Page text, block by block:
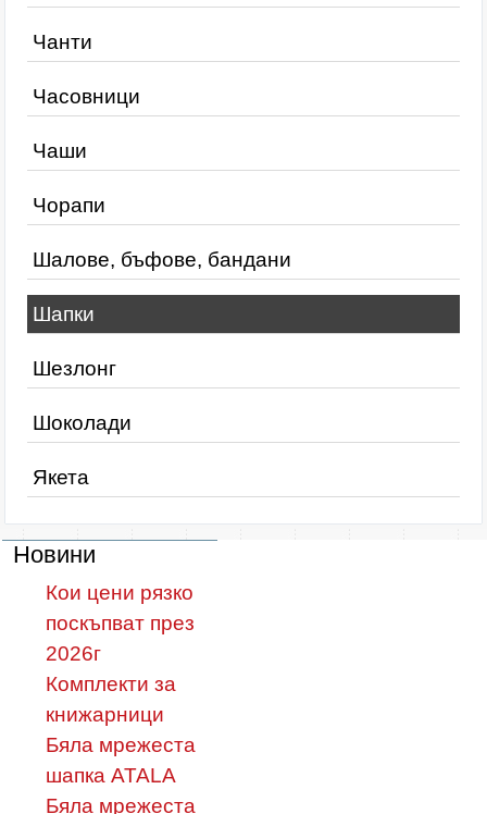
Чанти
Часовници
Чаши
Чорапи
Шалове, бъфове, бандани
Шапки
Шезлонг
Шоколади
Якета
Новини
Кои цени рязко
поскъпват през
2026г
Комплекти за
книжарници
Бяла мрежеста
шапка ATALA
Бяла мрежеста